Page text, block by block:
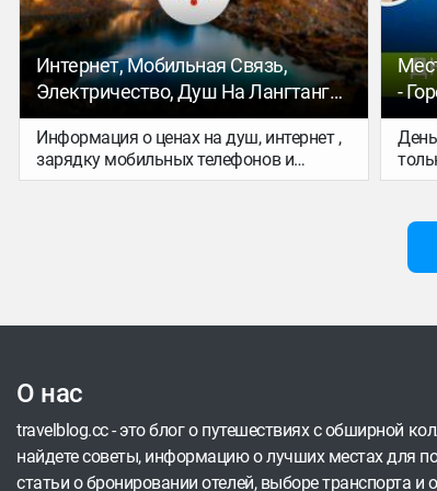
Интернет, Мобильная Связь,
Электричество, Душ На Лангтанг
Треке
Информация о ценах на душ, интернет ,
зарядку мобильных телефонов и
наличие мобильной связи в местах
-
О нас
travelblog.cc - это блог о путешествиях с обширной
найдете советы, информацию о лучших местах для
статьи о бронировании отелей, выборе транспорта